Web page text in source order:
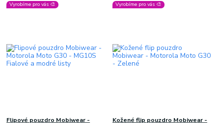
Vyrobíme pro vás 🎨
Flipové pouzdro Mobiwear -
Vyrobíme pro vás 🎨
Kožené flip pouzdro Mobiwear -